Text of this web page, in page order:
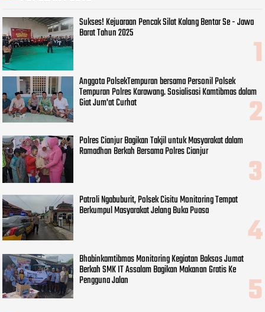
Sukses! Kejuaraan Pencak Silat Kalang Bentar Se - Jawa
Barat Tahun 2025
Anggota PolsekTempuran bersama Personil Polsek
Tempuran Polres Karawang. Sosialisasi Kamtibmas dalam
Giat Jum'at Curhat
Polres Cianjur Bagikan Takjil untuk Masyarakat dalam
Ramadhan Berkah Bersama Polres Cianjur
Patroli Ngabuburit, Polsek Cisitu Monitoring Tempat
Berkumpul Masyarakat Jelang Buka Puasa
Bhabinkamtibmas Monitoring Kegiatan Baksos Jumat
Berkah SMK IT Assalam Bagikan Makanan Gratis Ke
Pengguna Jalan